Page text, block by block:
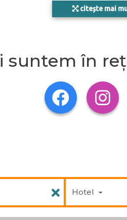
citește mai
suntem în
Hotel